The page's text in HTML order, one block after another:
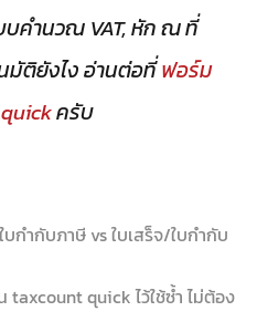
บคำนวณ VAT, หัก ณ ที่
มัติยังไง อ่านต่อที่ฟอร์ม
ครับ
บกำกับภาษี vs ใบเสร็จ/ใบกำกับ
quick ไว้ใช้ซ้ำ ไม่ต้อง